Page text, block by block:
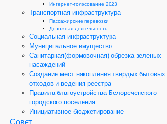
Интернет-голосование 2023
Транспортная инфраструктура
Пассажирские перевозки
Дорожная деятельность
Социальная инфраструктура
Муниципальное имущество
Санитарная(формовочная) обрезка зеленых
насаждений
Создание мест накопления твердых бытовых
отходов и ведения реестра
Правила благоустройства Белореченского
городского поселения
Инициативное бюджетирование
Совет